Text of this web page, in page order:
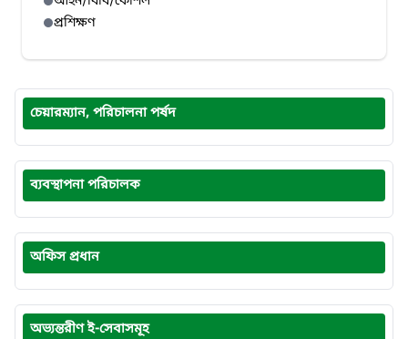
প্রশিক্ষণ
চেয়ারম্যান, পরিচালনা পর্ষদ
ব্যবস্থাপনা পরিচালক
অফিস প্রধান
অভ্যন্তরীণ ই-সেবাসমূহ